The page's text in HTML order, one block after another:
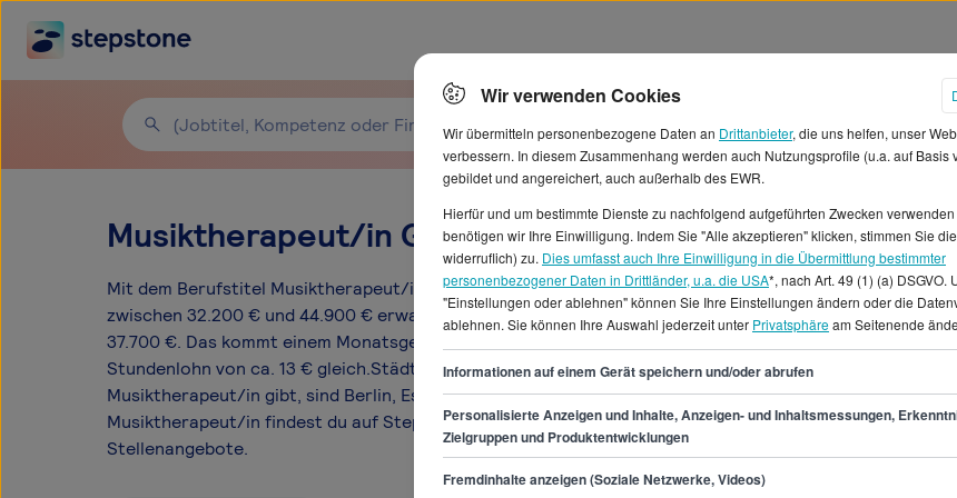
Musiktherapeut/in Gehälter in Deutschland
Mit dem Berufstitel Musiktherapeut/in kannst du ein Durchschnittsgehalt
zwischen 32.200 € und 44.900 € erwarten. Der Durchschnitt liegt bei etwa
37.700 €. Das kommt einem Monatsgehalt von etwa 3.141 € und einem
Stundenlohn von ca. 13 € gleich.Städte, in denen es viele offene Stellen für
Musiktherapeut/in gibt, sind Berlin, Essen, Bochum.Für den Beruf als
Musiktherapeut/in findest du auf StepStone.de in ganz Deutschland 4114
Stellenangebote.
min.
Wir verwenden Cookies
Wir übermitteln personenbezogene Daten an Drittanbieter, die uns helfen, unser
verbessern. In diesem Zusammenhang werden auch Nutzungsprofile (u.a. auf Basis
gebildet und angereichert, auch außerhalb des EWR.
Hierfür und um bestimmte Dienste zu nachfolgend aufgeführten Zwecken
benötigen wir Ihre Einwilligung. Indem Sie "Alle akzeptieren" klicken, stimmen Sie
widerruflich) zu. Dies umfasst auch Ihre Einwilligung in die Übermittlung bestimmter
personenbezogener Daten in Drittländer, u.a. die USA*, nach Art. 49 (1) (a) DSGVO.
"Einstellungen oder ablehnen" können Sie Ihre Einstellungen ändern oder die
ablehnen. Sie können Ihre Auswahl jederzeit unter Privatsphäream Seitenende
Informationen auf einem Gerät speichern und/oder abrufen
Personalisierte Anzeigen und Inhalte, Anzeigen- und Inhaltsmessungen,
Zielgruppen und Produktentwicklungen
Fremdinhalte anzeigen (Soziale Netzwerke, Videos)